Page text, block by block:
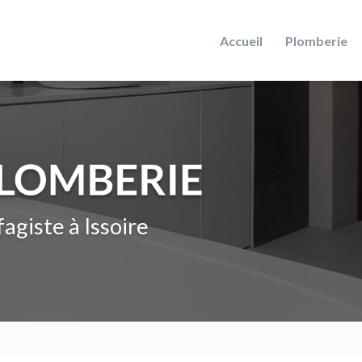
Accueil Plomberie
à Issoire